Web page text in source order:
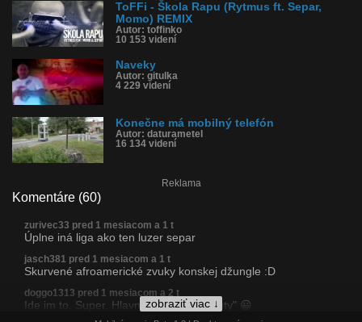
ToFFi - Škola Rapu (Rytmus ft. Separ,
Momo) REMIX
Autor: toffinko
10 153 videní
Naveky
Autor: gitulka
4 229 videní
Konečne má mobilný telefón
Autor: daturametel
16 134 videní
Reklama
Komentáre (60)
zobraziť viac ↓
zurivec33 pred 1 mesiacom a 1 t
Úplne iná liga ako ten luzer separ
jasch381 pred 1 mesiacom a 1 t
Skurvené afroamerické zvuky konskej džungle :D
doggo1313 pred 1 mesiacom a 2 t
Ide im to. Super. Hlavne ten "zachripnuty" 😀